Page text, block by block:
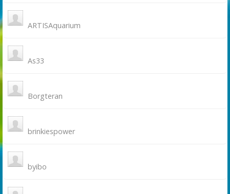
ARTISAquarium
As33
Borgteran
brinkiespower
byibo